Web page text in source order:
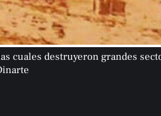
cuales destruyeron grandes